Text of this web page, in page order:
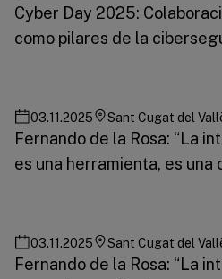
Cyber Day 2025:
como pilares de la
03.11.2025 Sant Cugat del
Fernando de la Rosa: “La
es una herramienta, es una
03.11.2025 Sant Cugat del
Fernando de la Rosa: “La